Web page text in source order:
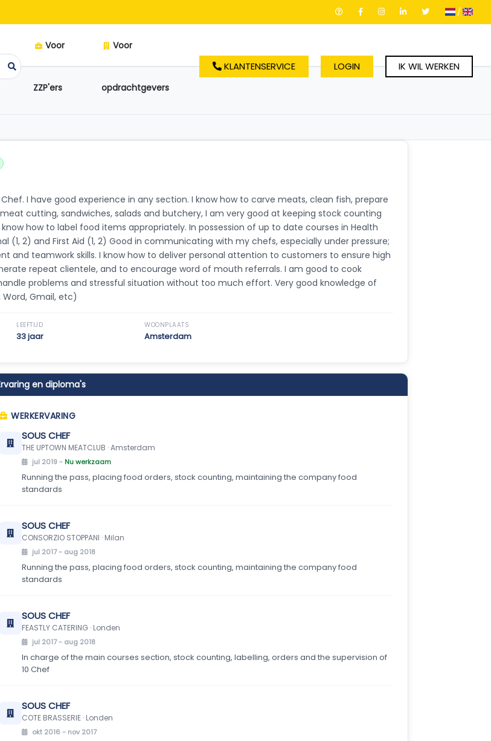
/
Voor
ZZP'ers
Voor
opdrachtgevers
KLANTENSERVICE LOGIN IK WIL WERKEN
I have good experience in any section. I know how to carve meats, clean fish, prepare
cutting, sandwiches, salads and butchery, I am very good at keeping stock counting
how to label food items appropriately. In possession of up to date courses in Health
(1, 2) and First Aid (1, 2) Good in communicating with my chefs, especially under pressure;
and teamwork skills. I know how to deliver personal attention to customers to ensure high
repeat clientele, and to encourage word of mouth referrals. I am good to cook
problems and stressful situation without too much effort. Very good knowledge of
Gmail, etc)
LEEFTIJD
33 jaar
WOONPLAATS
Amsterdam
en diploma's
WERKERVARING
SOUS CHEF
THE UPTOWN MEATCLUB · Amsterdam
jul 2019 - Nu werkzaam
Running the pass, placing food orders, stock counting, maintaining the company food
standards
SOUS CHEF
CONSORZIO STOPPANI · Milan
jul 2017 - aug 2018
Running the pass, placing food orders, stock counting, maintaining the company food
standards
SOUS CHEF
FEASTLY CATERING · Londen
jul 2017 - aug 2018
In charge of the main courses section, stock counting, labelling, orders and the supervision of
10 Chef
SOUS CHEF
COTE BRASSERIE · Londen
okt 2016 - nov 2017